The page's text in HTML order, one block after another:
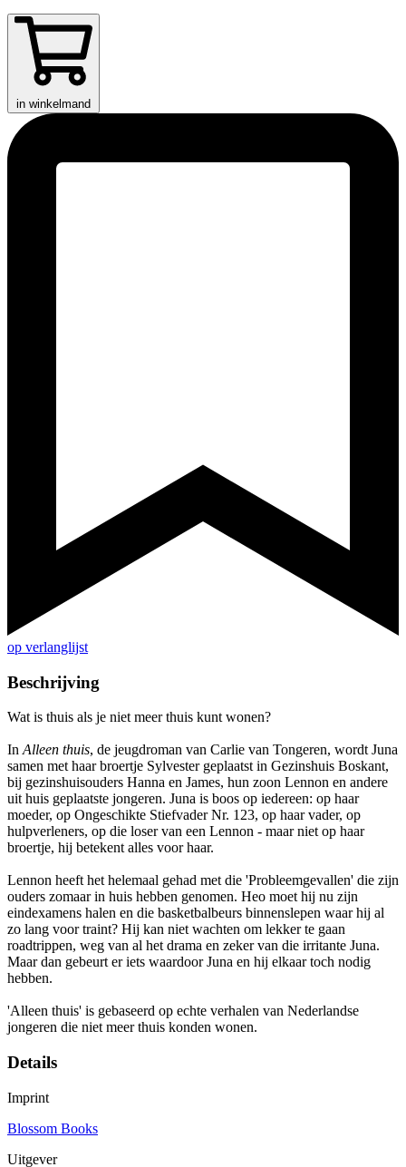
in winkelmand
op verlanglijst
Beschrijving
Wat is thuis als je niet meer thuis kunt wonen?
InAlleen thuis, de jeugdroman van Carlie van Tongeren, wordt Juna
samen met haar broertje Sylvester geplaatst in Gezinshuis Boskant,
bij gezinshuisouders Hanna en James, hun zoon Lennon en andere
uit huis geplaatste jongeren. Juna is boos op iedereen: op haar
moeder, op Ongeschikte Stiefvader Nr. 123, op haar vader, op
hulpverleners, op die loser van een Lennon - maar niet op haar
broertje, hij betekent alles voor haar.
Lennon heeft het helemaal gehad met die 'Probleemgevallen' die zijn
ouders zomaar in huis hebben genomen. Heo moet hij nu zijn
eindexamens halen en die basketbalbeurs binnenslepen waar hij al
zo lang voor traint? Hij kan niet wachten om lekker te gaan
roadtrippen, weg van al het drama en zeker van die irritante Juna.
Maar dan gebeurt er iets waardoor Juna en hij elkaar toch nodig
hebben.
'Alleen thuis' is gebaseerd op echte verhalen van Nederlandse
jongeren die niet meer thuis konden wonen.
Details
Imprint
Blossom Books
Uitgever